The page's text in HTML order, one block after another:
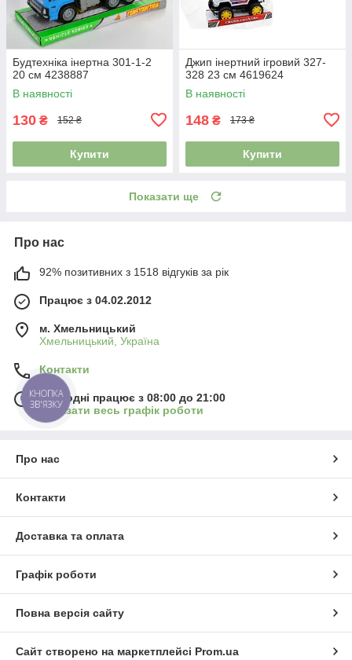
Будтехніка інертна 301-1-2
20 см 4238887
В наявності
130 ₴ 152 ₴
Купити
Джип інертний ігровий 327-
328 23 см 4619624
В наявності
148 ₴ 173 ₴
Купити
Показати ще
Про нас
92% позитивних з 1518 відгуків за рік
Працює з 04.02.2012
м. Хмельницький
Хмельницький, Україна
Контакти
Сьогодні працює з 08:00 до 21:00
Показати весь графік роботи
Про нас
Контакти
Доставка та оплата
Графік роботи
Повна версія сайту
Сайт створено на маркетплейсі Prom.ua
КНОПКА
ЗВ'ЯЗКУ